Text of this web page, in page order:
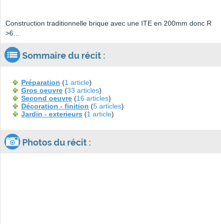
Construction traditionnelle brique avec une ITE en 200mm donc R
>6...
Sommaire du récit :
Préparation (1 article)
Gros oeuvre (33 articles)
Second oeuvre (16 articles)
Décoration - finition (5 articles)
Jardin - exterieurs (1 article)
Photos du récit :